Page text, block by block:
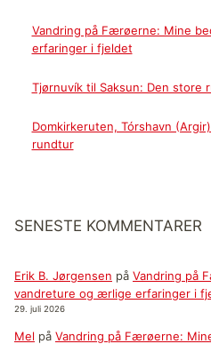
Vandring på Færøerne: Mine
erfaringer i fjeldet
Tjørnuvík til Saksun: Den store
Domkirkeruten, Tórshavn
rundtur
SENESTE KOMMENTARER
Erik B. Jørgensen på Vandring på
vandreture og ærlige erfaringer i
29. juli 2026
Mel på Vandring på Færøerne: